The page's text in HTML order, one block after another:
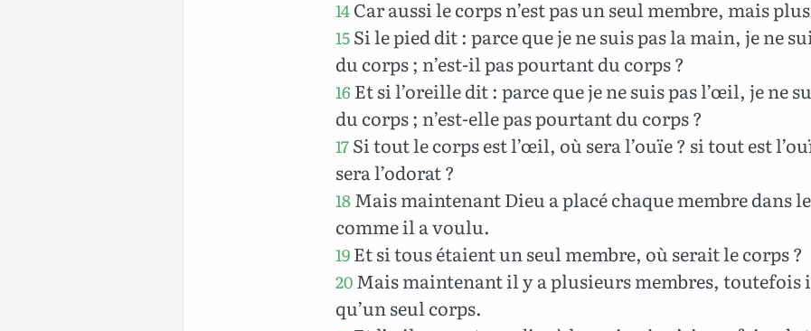
14Car aussi le corps n’est pas un seul membre, mais
15Si le pied dit : parce que je ne suis pas la main, je ne
du corps ; n’est-il pas pourtant du corps ?
16 Et si l’oreille dit : parce que je ne suis pas l’œil, je ne
du corps ; n’est-elle pas pourtant du corps ?
17Si tout le corps est l’œil, où sera l’ouïe ? si tout est
sera l’odorat ?
18Mais maintenant Dieu a placé chaque membre dans
comme il a voulu.
19Et si tous étaient un seul membre, où serait le corps ?
20Mais maintenant il y a plusieurs membres, toutefois
qu’un seul corps.